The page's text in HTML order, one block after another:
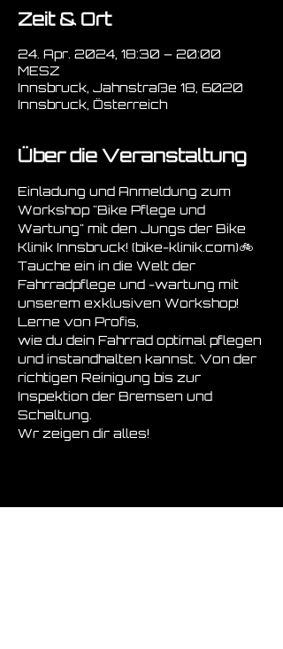
Zeit & Ort
24. Apr. 2024, 18:30 – 20:00
MESZ
Innsbruck, Jahnstraße 18, 6020
Innsbruck, Österreich
Über die Veranstaltung
Einladung und Anmeldung zum
Workshop "Bike Pflege und
Wartung" mit den Jungs der Bike
Klinik Innsbruck! (bike-klinik.com)🚲
Tauche ein in die Welt der
Fahrradpflege und -wartung mit
unserem exklusiven Workshop!
Lerne von Profis,
wie du dein Fahrrad optimal pflegen
und instandhalten kannst. Von der
richtigen Reinigung bis zur
Inspektion der Bremsen und
Schaltung.
Wr zeigen dir alles!